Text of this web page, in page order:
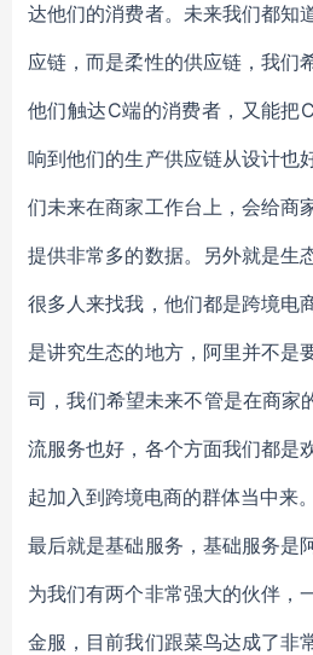
达他们的消费者。未来我们都知
应链，而是柔性的供应链，我们
他们触达C端的消费者，又能把
响到他们的生产供应链从设计也
们未来在商家工作台上，会给商
提供非常多的数据。另外就是生
很多人来找我，他们都是跨境电
是讲究生态的地方，阿里并不是
司，我们希望未来不管是在商家
流服务也好，各个方面我们都是
起加入到跨境电商的群体当中来。
最后就是基础服务，基础服务是
为我们有两个非常强大的伙伴，
金服，目前我们跟菜鸟达成了非